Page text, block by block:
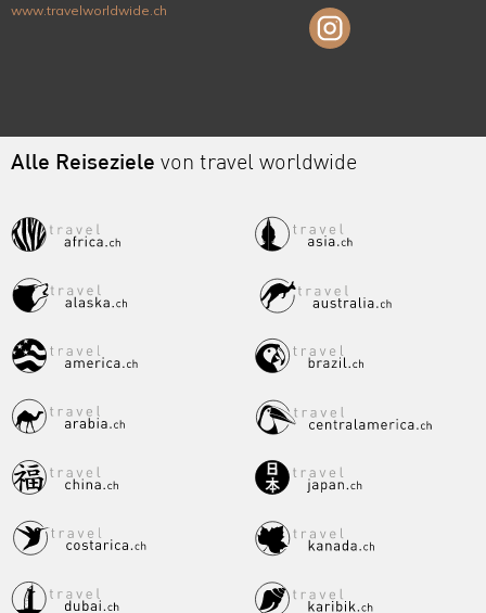
www.travelworldwide.ch
Alle Reiseziele von travel worldwide